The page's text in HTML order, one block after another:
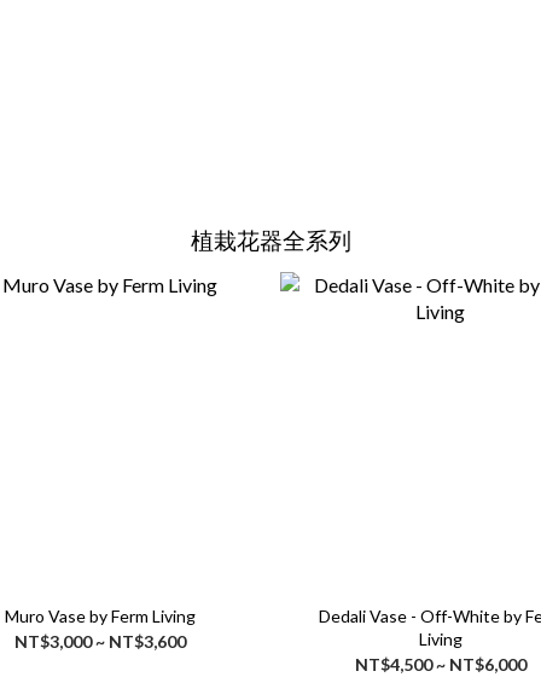
植栽花器全系列
Muro Vase by Ferm Living
NT$3,000 ~ NT$3,600
Dedali Vase - Off-White by
Living
NT$4,500 ~ NT$6,000